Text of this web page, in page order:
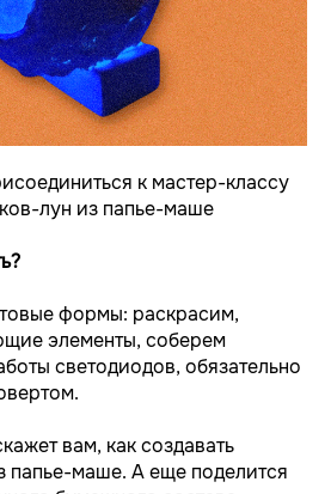
к мастер-классу
лун из папье-маше
формы: раскрасим,
элементы, соберем
светодиодов, обязательно
вам, как создавать
маше. А еще поделится